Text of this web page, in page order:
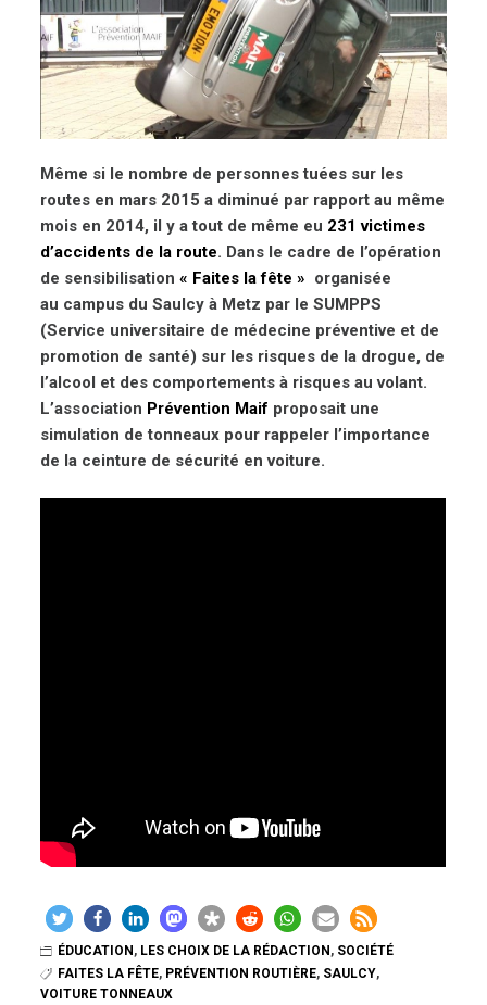
Même si le nombre de personnes tuées sur les
routes en mars 2015 a diminué par rapport au même
mois en 2014, il y a tout de même eu 231 victimes
d’accidents de la route. Dans le cadre de l’opération
de sensibilisation« Faites la fête » organisée
au campus du Saulcy à Metz par le SUMPPS
(Service universitaire de médecine préventive et de
promotion de santé) sur les risques de la drogue, de
l’alcool et des comportements à risques au volant.
L’association Prévention Maif proposait une
simulation de tonneaux pour rappeler l’importance
de la ceinture de sécurité en voiture.
ÉDUCATION , LES CHOIX DE LA RÉDACTION , SOCIÉTÉ
FAITES LA FÊTE, PRÉVENTION ROUTIÈRE, SAULCY,
VOITURE TONNEAUX